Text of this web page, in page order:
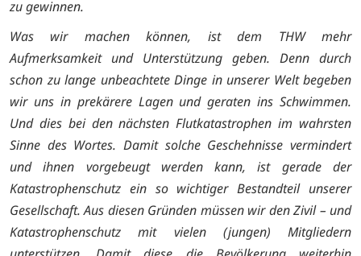
zu gewinnen.
Was wir machen können, ist dem THW mehr
Aufmerksamkeit und Unterstützung geben. Denn durch
schon zu lange unbeachtete Dinge in unserer Welt begeben
wir uns in prekärere Lagen und geraten ins Schwimmen.
Und dies bei den nächsten Flutkatastrophen im wahrsten
Sinne des Wortes. Damit solche Geschehnisse vermindert
und ihnen vorgebeugt werden kann, ist gerade der
Katastrophenschutz ein so wichtiger Bestandteil unserer
Gesellschaft. Aus diesen Gründen müssen wir den Zivil – und
Katastrophenschutz mit vielen (jungen) Mitgliedern